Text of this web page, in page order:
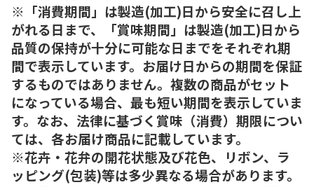
※「消費期間」は製造(加工)日から安全に召し上
がれる日まで、「賞味期間」は製造(加工)日から
品質の保持が十分に可能な日までをそれぞれ期
間で表示しています。お届け日からの期間を保証
するものではありません。複数の商品がセット
になっている場合、最も短い期間を表示していま
す。なお、法律に基づく賞味（消費）期限につい
ては、各お届け商品に記載しています。
※花卉・花弁の開花状態及び花色、リボン、ラ
ッピング(包装)等は多少異なる場合があります。